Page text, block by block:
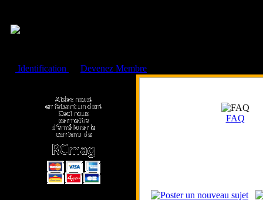
Identification
Devenez Membre
FAQ